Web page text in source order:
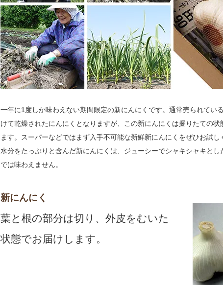
一年に1度しか味わえない期間限定の新にんにくです。通常売られてい
けて乾燥されたにんにくとなりますが、この新にんにくは掘りたての状
ます。スーパーなどではまず入手不可能な新鮮新にんにくをぜひお試し
水分をたっぷりと含んだ新にんにくは、ジューシーでシャキシャキとし
では味わえません。
新にんにく
葉と根の部分は切り、外皮をむいた
状態でお届けします。